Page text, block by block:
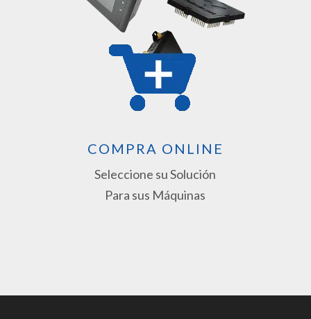
COMPRA ONLINE
Seleccione su Solución
Para sus Máquinas